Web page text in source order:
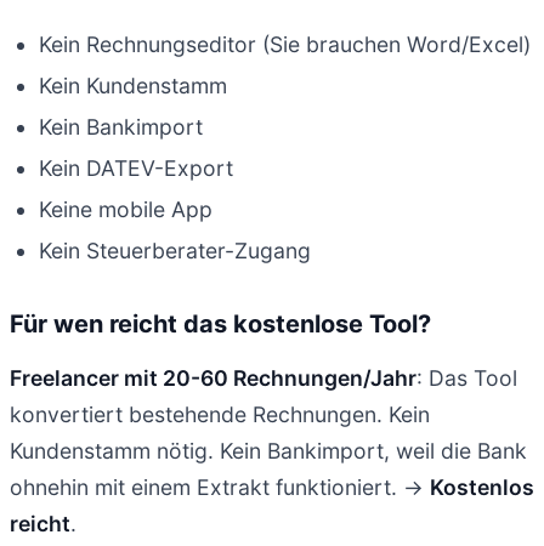
Kein Rechnungseditor (Sie brauchen Word/Excel)
Kein Kundenstamm
Kein Bankimport
Kein DATEV-Export
Keine mobile App
Kein Steuerberater-Zugang
Für wen reicht das kostenlose Tool?
Freelancer mit 20-60 Rechnungen/Jahr: Das Tool
konvertiert bestehende Rechnungen. Kein
Kundenstamm nötig. Kein Bankimport, weil die Bank
ohnehin mit einem Extrakt funktioniert. → Kostenlos
reicht.